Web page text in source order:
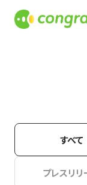
すべて
プレスリリ